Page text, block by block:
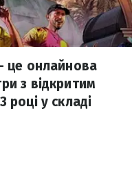
це онлайнова
з відкритим
році у складі